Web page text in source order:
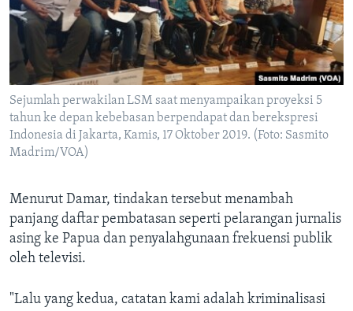
Sejumlah perwakilan LSM saat menyampaikan proyeksi 5
tahun ke depan kebebasan berpendapat dan berekspresi
Indonesia di Jakarta, Kamis, 17 Oktober 2019. (Foto: Sasmito
Madrim/VOA)
Menurut Damar, tindakan tersebut menambah
panjang daftar pembatasan seperti pelarangan jurnalis
asing ke Papua dan penyalahgunaan frekuensi publik
oleh televisi.
"Lalu yang kedua, catatan kami adalah kriminalisasi